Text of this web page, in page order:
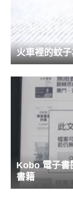
火車裡的蚊
Kobo 電子書
書籍